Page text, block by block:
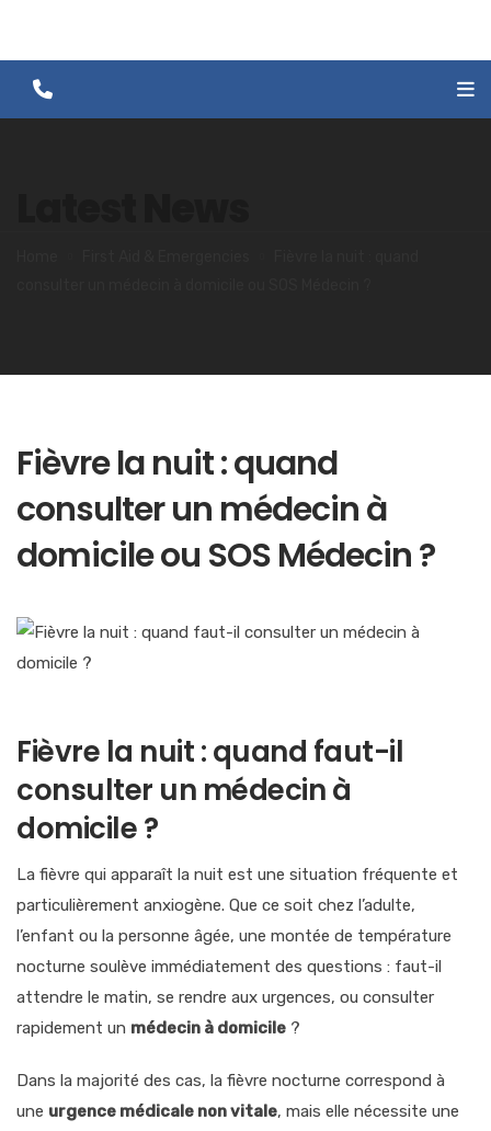
Fièvre la nuit : quand
consulter un médecin à
domicile ou SOS Médecin ?
Fièvre la nuit : quand faut-il
consulter un médecin à
domicile ?
La fièvre qui apparaît la nuit est une situation fréquente et
particulièrement anxiogène. Que ce soit chez l’adulte,
l’enfant ou la personne âgée, une montée de température
nocturne soulève immédiatement des questions : faut-il
attendre le matin, se rendre aux urgences, ou consulter
rapidement un médecin à domicile ?
Dans la majorité des cas, la fièvre nocturne correspond à
une urgence médicale non vitale, mais elle nécessite une